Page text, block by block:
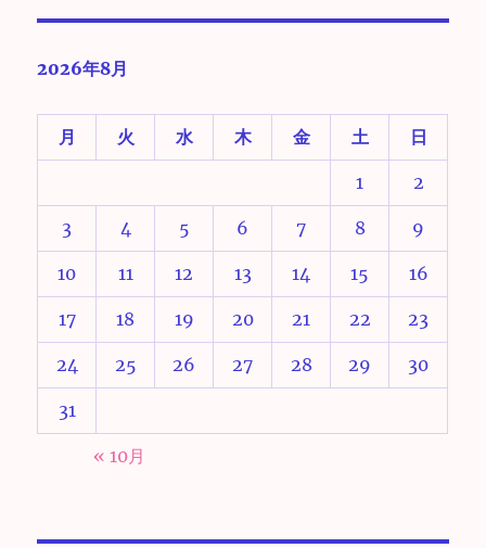
2026年8月
月 火 水 木 金 土 日
1 2
3 4 5 6 7 8 9
10 11 12 13 14 15 16
17 18 19 20 21 22 23
24 25 26 27 28 29 30
31
« 10月